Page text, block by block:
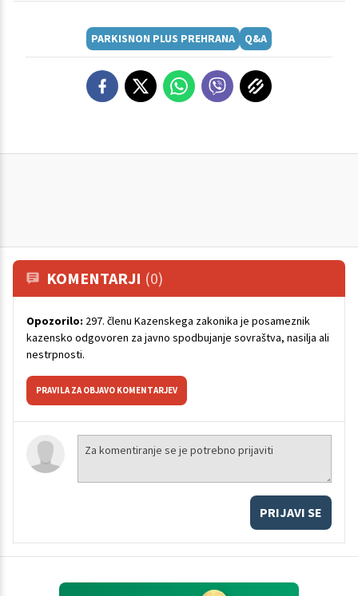
PARKISNON PLUS PREHRANA Q&A
KOMENTARJI (0)
Opozorilo: 297. členu Kazenskega zakonika je posameznik
kazensko odgovoren za javno spodbujanje sovraštva, nasilja ali
nestrpnosti.
PRAVILA ZA OBJAVO KOMENTARJEV
PRIJAVI SE